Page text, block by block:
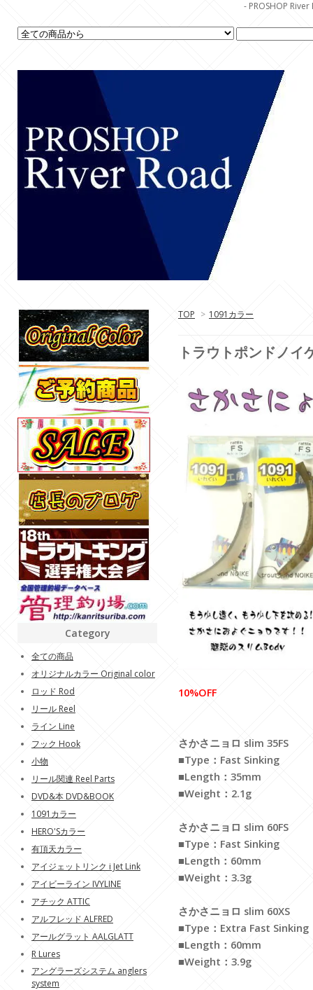
- PROSHOP
TOP > 1091カラー
トラウトポンドノイ
10%OFF
さかさニョロ slim 35FS
■Type：Fast Sinking
■Length：35mm
■Weight：2.1g
さかさニョロ slim 60FS
■Type：Fast Sinking
■Length：60mm
■Weight：3.3g
さかさニョロ slim 60XS
■Type：Extra Fast Sinking
■Length：60mm
■Weight：3.9g
Category
全ての商品
オリジナルカラー Original color
ロッド Rod
リール Reel
ライン Line
フック Hook
小物
リール関連 Reel Parts
DVD&本 DVD&BOOK
1091カラー
HERO'Sカラー
有頂天カラー
アイジェットリンク i Jet Link
アイビーライン IVYLINE
アチック ATTIC
アルフレッド ALFRED
アールグラット AALGLATT
R Lures
アングラーズシステム anglers
system